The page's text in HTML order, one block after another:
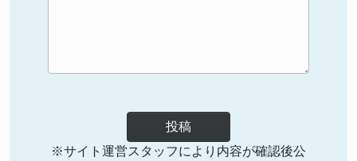
投稿
※サイト運営スタッフにより内容が確認後公